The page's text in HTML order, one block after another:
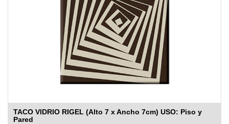
TACO VIDRIO RIGEL (Alto 7 x Ancho 7cm) USO: Piso y
Pared